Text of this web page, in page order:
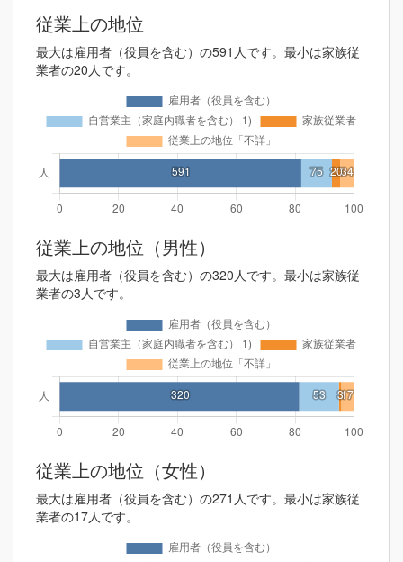
従業上の地位
最大は雇用者（役員を含む）の591人です。最小は家族従
業者の20人です。
従業上の地位（男性）
最大は雇用者（役員を含む）の320人です。最小は家族従
業者の3人です。
従業上の地位（女性）
最大は雇用者（役員を含む）の271人です。最小は家族従
業者の17人です。